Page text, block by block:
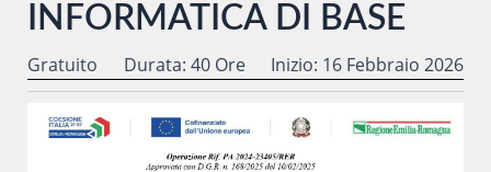
INFORMATICA DI BASE
Gratuito Durata: 40 Ore Inizio: 16 Febbraio 2026